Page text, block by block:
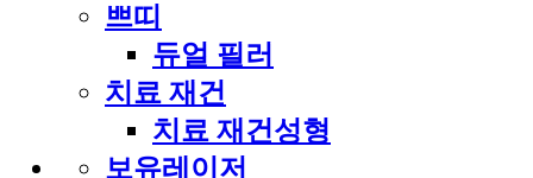
쁘띠
듀얼 필러
치료 재건
치료 재건성형
보유레이저